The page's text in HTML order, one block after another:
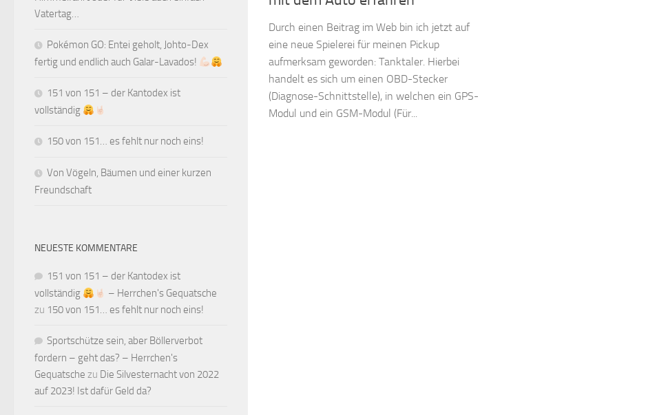
Durch einen Beitrag im Web bin ich jetzt auf
eine neue Spielerei für meinen Pickup
aufmerksam geworden: Tanktaler. Hierbei
handelt es sich um einen OBD-Stecker
(Diagnose-Schnittstelle), in welchen ein GPS-
Modul und ein GSM-Modul (Für...
Vatertag…
Pokémon GO: Entei geholt, Johto-Dex
fertig und endlich auch Galar-Lavados!
151 von 151 – der Kantodex ist
vollständig
150 von 151… es fehlt nur noch eins!
Von Vögeln, Bäumen und einer kurzen
Freundschaft
NEUESTE KOMMENTARE
151 von 151 – der Kantodex ist
vollständig
– Herrchen's Gequatsche
zu 150 von 151… es fehlt nur noch eins!
Sportschütze sein, aber Böllerverbot
fordern – geht das? – Herrchen's
Gequatsche zu Die Silvesternacht von 2022
auf 2023! Ist dafür Geld da?